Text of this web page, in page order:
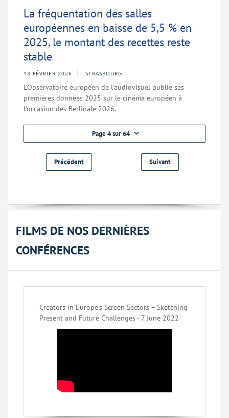
La fréquentation des salles
européennes en baisse de 5,5 % en
2025, le montant des recettes reste
stable
13 FÉVRIER 2026 STRASBOURG
L’Observatoire européen de l’audiovisuel publie ses
premières données 2025 sur le cinéma européen à
l'occasion des Berlinale 2026.
Page 4 sur 64
Précédent Suivant
FILMS DE NOS DERNIÈRES
CONFÉRENCES
Creators in Europe’s Screen Sectors – Sketching
Present and Future Challenges - 7 June 2022